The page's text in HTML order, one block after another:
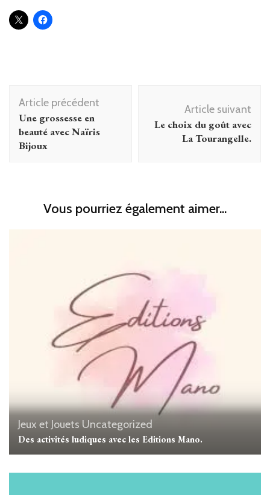
Navigation
d'article
Article précédent
Une grossesse en
beauté avec Naïris
Bijoux
Article suivant
Le choix du goût avec
La Tourangelle.
Vous pourriez également aimer...
Jeux et Jouets Uncategorized
Des activités ludiques avec les Editions Mano.